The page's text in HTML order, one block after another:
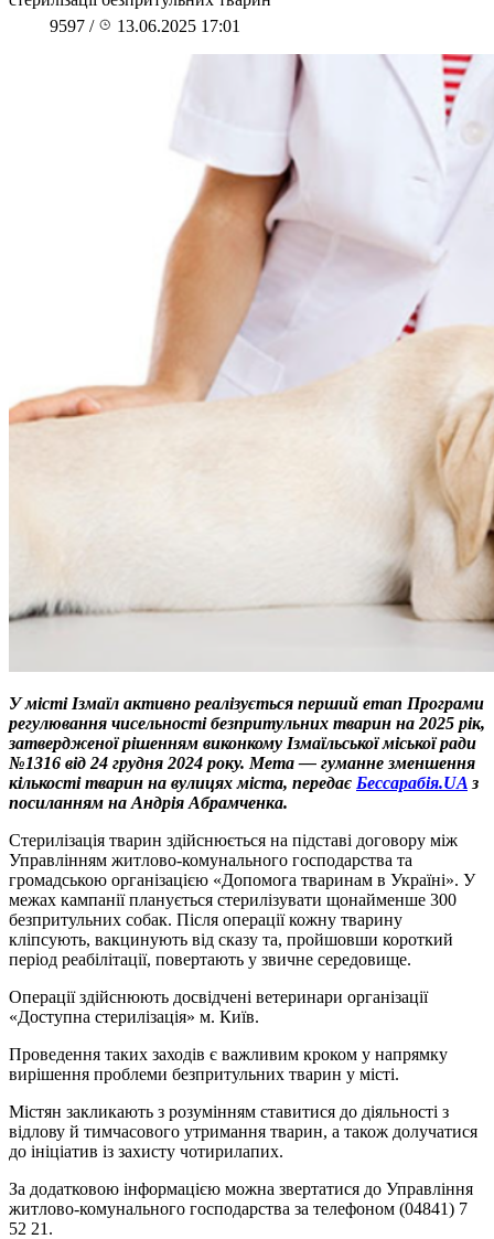
9597 / 13.06.2025 17:01
У місті Ізмаїл активно реалізується перший етап Програми
регулювання чисельності безпритульних тварин на 2025 рік,
затвердженої рішенням виконкому Ізмаїльської міської ради
№1316 від 24 грудня 2024 року. Мета — гуманне зменшення
кількості тварин на вулицях міста, передає Бессарабія.UA з
посиланням на Андрія Абрамченка.
Стерилізація тварин здійснюється на підставі договору між
Управлінням житлово-комунального господарства та
громадською організацією «Допомога тваринам в Україні». У
межах кампанії планується стерилізувати щонайменше 300
безпритульних собак. Після операції кожну тварину
кліпсують, вакцинують від сказу та, пройшовши короткий
період реабілітації, повертають у звичне середовище.
Операції здійснюють досвідчені ветеринари організації
«Доступна стерилізація» м. Київ.
Проведення таких заходів є важливим кроком у напрямку
вирішення проблеми безпритульних тварин у місті.
Містян закликають з розумінням ставитися до діяльності з
відлову й тимчасового утримання тварин, а також долучатися
до ініціатив із захисту чотирилапих.
За додатковою інформацією можна звертатися до Управління
житлово-комунального господарства за телефоном (04841) 7
52 21.